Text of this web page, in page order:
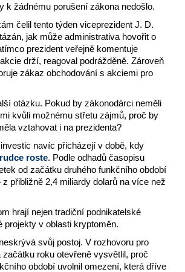
k žádnému porušení zákona nedošlo.
čelil tento týden viceprezident J. D.
jak může administrativa hovořit o
prezident veřejně komentuje
drží, reagoval podrážděně. Zároveň
zákaz obchodování s akciemi pro
otázku. Pokud by zákonodárci neměli
kvůli možnému střetu zájmů, proč by
vztahovat i na prezidenta?
navíc přicházejí v době, kdy
roste. Podle odhadů časopisu
od začátku druhého funkčního období
přibližně 2,4 miliardy dolarů na více než
hrají nejen tradiční podnikatelské
projekty v oblasti kryptoměn.
svůj postoj. V rozhovoru pro
začátku roku otevřeně vysvětlil, proč
období uvolnil omezení, která dříve